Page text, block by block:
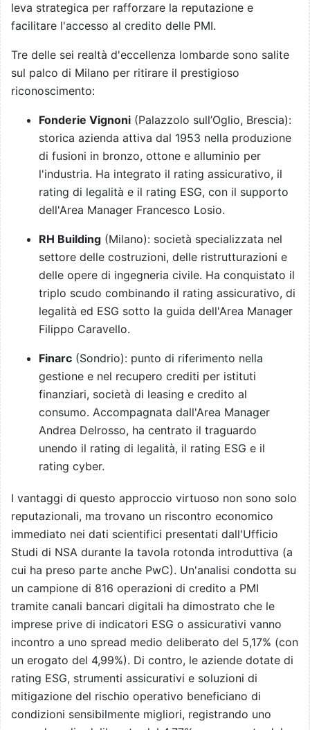
leva strategica per rafforzare la reputazione e
facilitare l'accesso al credito delle PMI.
Tre delle sei realtà d'eccellenza lombarde sono salite
sul palco di Milano per ritirare il prestigioso
riconoscimento:
Fonderie Vignoni (Palazzolo sull’Oglio, Brescia):
storica azienda attiva dal 1953 nella produzione
di fusioni in bronzo, ottone e alluminio per
l'industria. Ha integrato il rating assicurativo, il
rating di legalità e il rating ESG, con il supporto
dell'Area Manager Francesco Losio.
RH Building (Milano): società specializzata nel
settore delle costruzioni, delle ristrutturazioni e
delle opere di ingegneria civile. Ha conquistato il
triplo scudo combinando il rating assicurativo, di
legalità ed ESG sotto la guida dell'Area Manager
Filippo Caravello.
Finarc (Sondrio): punto di riferimento nella
gestione e nel recupero crediti per istituti
finanziari, società di leasing e credito al
consumo. Accompagnata dall'Area Manager
Andrea Delrosso, ha centrato il traguardo
unendo il rating di legalità, il rating ESG e il
rating cyber.
I vantaggi di questo approccio virtuoso non sono solo
reputazionali, ma trovano un riscontro economico
immediato nei dati scientifici presentati dall'Ufficio
Studi di NSA durante la tavola rotonda introduttiva (a
cui ha preso parte anche PwC). Un'analisi condotta su
un campione di 816 operazioni di credito a PMI
tramite canali bancari digitali ha dimostrato che le
imprese prive di indicatori ESG o assicurativi vanno
incontro a uno spread medio deliberato del 5,17% (con
un erogato del 4,99%). Di contro, le aziende dotate di
rating ESG, strumenti assicurativi e soluzioni di
mitigazione del rischio operativo beneficiano di
condizioni sensibilmente migliori, registrando uno